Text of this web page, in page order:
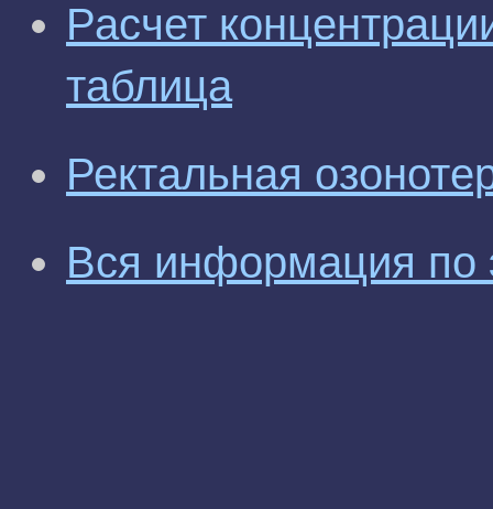
Расчет
таблица
Ректальная
Вся информация по